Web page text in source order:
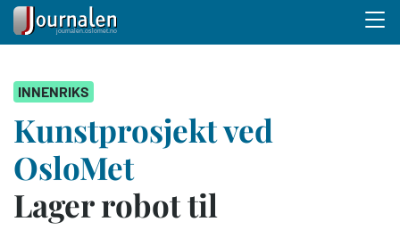
hovedinnhold
INNENRIKS
Kunstprosjekt ved
OsloMet
Lager robot til